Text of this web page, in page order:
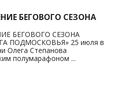
БЕГОВОГО СЕЗОНА
БЕГОВОГО СЕЗОНА
ПОДМОСКОВЬЯ» 25 июля в
Олега Степанова
полумарафоном ...